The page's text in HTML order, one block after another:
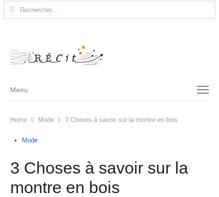
Rechercher :
Menu
Menu
Home Mode 3 Choses à savoir sur la montre en bois
Mode
3 Choses à savoir sur la
montre en bois